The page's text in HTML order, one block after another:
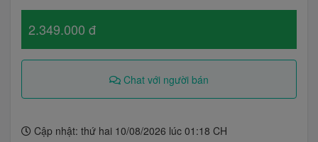
2.349.000 đ
Chat với người bán
Cập nhật: thứ hai 10/08/2026 lúc 01:18 CH